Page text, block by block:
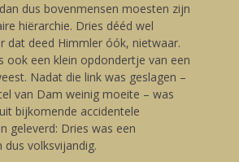
dus bovenmensen moesten zijn
hiërarchie. Dries dééd wel
dat deed Himmler óók, nietwaar.
ook een klein opdondertje van een
Nadat die link was geslagen –
van Dam weinig moeite – was
bijkomende accidentele
geleverd: Dries was een
volksvijandig.